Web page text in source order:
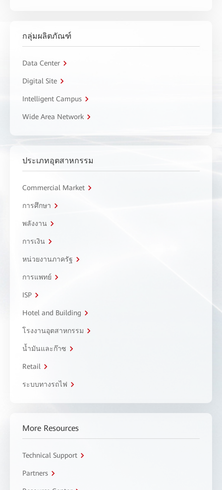
กลุ่มผลิตภัณฑ์
Data Center
Digital Site
Intelligent Campus
Wide Area Network
ประเภทอุตสาหกรรม
Commercial Market
การศึกษา
พลังงาน
การเงิน
หน่วยงานภาครัฐ
การแพทย์
ISP
Hotel and Building
โรงงานอุตสาหกรรม
น้ำมันและก๊าซ
Retail
ระบบทางรถไฟ
More Resources
Technical Support
Partners